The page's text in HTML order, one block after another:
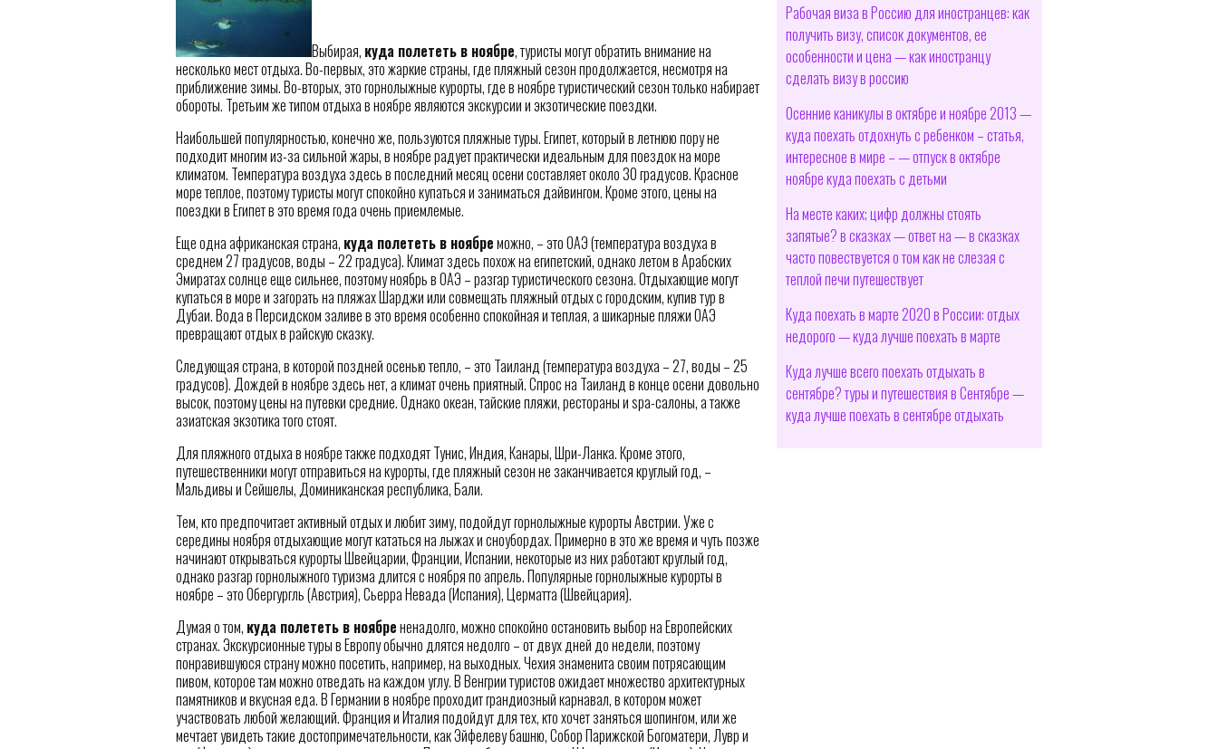
Выбирая, куда полететь в ноябре, туристы могут обратить внимание на
несколько мест отдыха. Во-первых, это жаркие страны, где пляжный сезон продолжается, несмотря на
приближение зимы. Во-вторых, это горнолыжные курорты, где в ноябре туристический сезон только набирает
обороты. Третьим же типом отдыха в ноябре являются экскурсии и экзотические поездки.
Наибольшей популярностью, конечно же, пользуются пляжные туры. Египет, который в летнюю пору не
подходит многим из-за сильной жары, в ноябре радует практически идеальным для поездок на море
климатом. Температура воздуха здесь в последний месяц осени составляет около 30 градусов. Красное
море теплое, поэтому туристы могут спокойно купаться и заниматься дайвингом. Кроме этого, цены на
поездки в Египет в это время года очень приемлемые.
Еще одна африканская страна, куда полететь в ноябреможно, – это ОАЭ (температура воздуха в
среднем 27 градусов, воды – 22 градуса). Климат здесь похож на египетский, однако летом в Арабских
Эмиратах солнце еще сильнее, поэтому ноябрь в ОАЭ – разгар туристического сезона. Отдыхающие могут
купаться в море и загорать на пляжах Шарджи или совмещать пляжный отдых с городским, купив тур в
Дубаи. Вода в Персидском заливе в это время особенно спокойная и теплая, а шикарные пляжи ОАЭ
превращают отдых в райскую сказку.
Следующая страна, в которой поздней осенью тепло, – это Таиланд (температура воздуха – 27, воды – 25
градусов). Дождей в ноябре здесь нет, а климат очень приятный. Спрос на Таиланд в конце осени довольно
высок, поэтому цены на путевки средние. Однако океан, тайские пляжи, рестораны и spa-салоны, а также
азиатская экзотика того стоят.
Для пляжного отдыха в ноябре также подходят Тунис, Индия, Канары, Шри-Ланка. Кроме этого,
путешественники могут отправиться на курорты, где пляжный сезон не заканчивается круглый год, –
Мальдивы и Сейшелы, Доминиканская республика, Бали.
Тем, кто предпочитает активный отдых и любит зиму, подойдут горнолыжные курорты Австрии. Уже с
середины ноября отдыхающие могут кататься на лыжах и сноубордах. Примерно в это же время и чуть позже
начинают открываться курорты Швейцарии, Франции, Испании, некоторые из них работают круглый год,
однако разгар горнолыжного туризма длится с ноября по апрель. Популярные горнолыжные курорты в
ноябре – это Обергургль (Австрия), Сьерра Невада (Испания), Церматта (Швейцария).
Думая о том, куда полететь в ноябрененадолго, можно спокойно остановить выбор на Европейских
странах. Экскурсионные туры в Европу обычно длятся недолго – от двух дней до недели, поэтому
понравившуюся страну можно посетить, например, на выходных. Чехия знаменита своим потрясающим
пивом, которое там можно отведать на каждом углу. В Венгрии туристов ожидает множество архитектурных
памятников и вкусная еда. В Германии в ноябре проходит грандиозный карнавал, в котором может
участвовать любой желающий. Франция и Италия подойдут для тех, кто хочет заняться шопингом, или же
мечтает увидеть такие достопримечательности, как Эйфелеву башню, Собор Парижской Богоматери, Лувр и
Рабочая виза в Россию для иностранцев: как
получить визу, список документов, ее
особенности и цена — как иностранцу
сделать визу в россию
Осенние каникулы в октябре и ноябре 2013 —
куда поехать отдохнуть с ребенком – статья,
интересное в мире – — отпуск в октябре
ноябре куда поехать с детьми
На месте каких; цифр должны стоять
запятые? в сказках — ответ на — в сказках
часто повествуется о том как не слезая с
теплой печи путешествует
Куда поехать в марте 2020 в России: отдых
недорого — куда лучше поехать в марте
Куда лучше всего поехать отдыхать в
сентябре? туры и путешествия в Сентябре —
куда лучше поехать в сентябре отдыхать